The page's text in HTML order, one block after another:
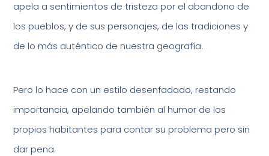
apela a sentimientos de tristeza por el abandono de
los pueblos, y de sus personajes, de las tradiciones y
de lo más auténtico de nuestra geografía.
Pero lo hace con un estilo desenfadado, restando
importancia, apelando también al humor de los
propios habitantes para contar su problema pero sin
dar pena.